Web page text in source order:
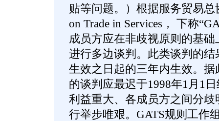
贴等问题。）根据服务贸易总
on Trade in Services， 下称
成员方应在非歧视原则的基
进行多边谈判。此类谈判的
生效之日起的三年内生效。
的谈判应最迟于1998年1月1
利益重大、各成员方之间分
行举步唯艰。GATS规则工作